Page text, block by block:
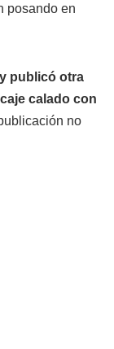
posando en
publicó otra
calado con
no